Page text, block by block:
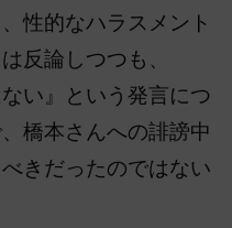
性的なハラスメント
反論しつつも、
い』という発言につ
橋本さんへの誹謗中
きだったのではない